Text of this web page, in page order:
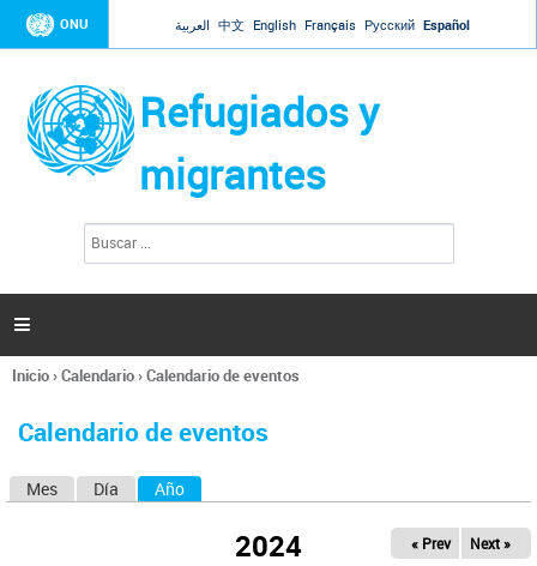
Jump to navigation
ONU العربية 中文 English Français Русский Español
Refugiados y
migrantes
l
s

Se
usted
Inicio›Calendario›Calendario de eventos
Calendario de eventos
Mes Día Año
2024 « Prev Next »